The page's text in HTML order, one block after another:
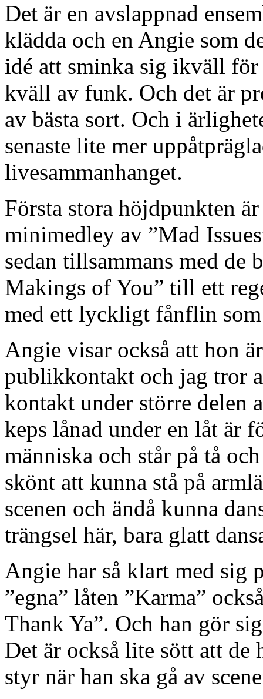
Det är en avslappnad
klädda och en Angie som
idé att sminka sig ikväll
kväll av funk. Och det är
av bästa sort. Och i
senaste lite mer
livesammanhanget.
Första stora höjdpunkten
minimedley av ”Mad
sedan tillsammans med de
Makings of You” till ett
med ett lyckligt fånflin
Angie visar också att hon
publikkontakt och jag tror
kontakt under större delen
keps lånad under en låt är
människa och står på tå
skönt att kunna stå på
scenen och ändå kunna
trängsel här, bara glatt
Angie har så klart med sig
”egna” låten ”Karma”
Thank Ya”. Och han gör
Det är också lite sött att de
styr när han ska gå av